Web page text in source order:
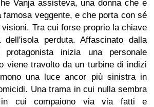
Vanja assisteva, una donna che è
famosa veggente, e che porta con sé
Tra cui forse proprio la chiave
perduta. Affascinato dalla
inizia una personale
viene travolto da un turbine di indizi
una luce ancor più sinistra in
Una trama in cui nulla sembra
cui compaiono via via fatti e